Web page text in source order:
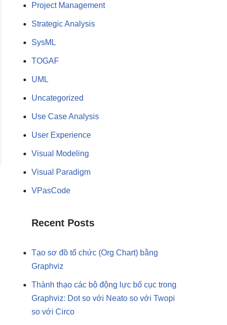
Project Management
Strategic Analysis
SysML
TOGAF
UML
Uncategorized
Use Case Analysis
User Experience
Visual Modeling
Visual Paradigm
VPasCode
Recent Posts
Tạo sơ đồ tổ chức (Org Chart) bằng
Graphviz
Thành thạo các bộ động lực bố cục trong
Graphviz: Dot so với Neato so với Twopi
so với Circo